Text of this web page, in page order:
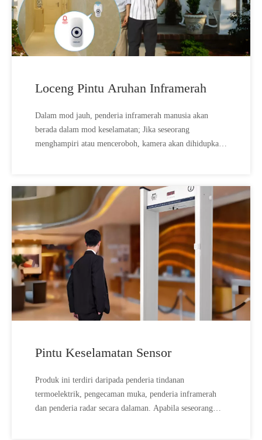
Loceng Pintu Aruhan Inframerah
Dalam mod jauh, penderia inframerah manusia akan
berada dalam mod keselamatan; Jika seseorang
menghampiri atau menceroboh, kamera akan dihidupkan
rendah.
Pintu Keselamatan Sensor
Produk ini terdiri daripada penderia tindanan
termoelektrik, pengecaman muka, penderia inframerah
dan penderia radar secara dalaman. Apabila seseorang